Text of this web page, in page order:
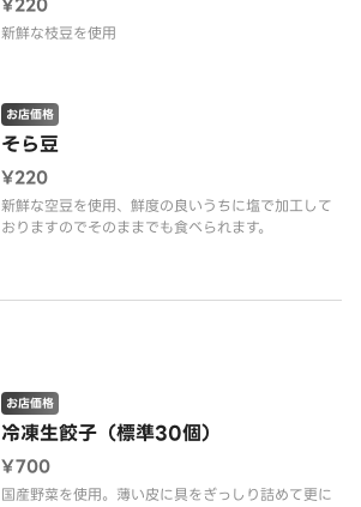
新鮮な枝豆を使用
そら豆
お店価格
¥220
新鮮な空豆を使用、鮮度の良いうちに塩で加工して
おりますのでそのままでも食べられます。
冷凍生餃子（標準30個）
お店価格
¥700
国産野菜を使用。薄い皮に具をぎっしり詰めて更に